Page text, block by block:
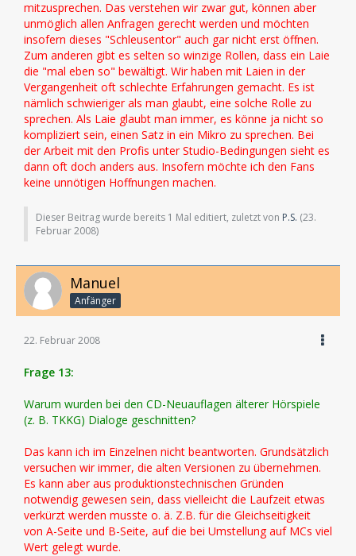
mitzusprechen. Das verstehen wir zwar gut, können aber
unmöglich allen Anfragen gerecht werden und möchten
insofern dieses "Schleusentor" auch gar nicht erst öffnen.
Zum anderen gibt es selten so winzige Rollen, dass ein Laie
die "mal eben so" bewältigt. Wir haben mit Laien in der
Vergangenheit oft schlechte Erfahrungen gemacht. Es ist
nämlich schwieriger als man glaubt, eine solche Rolle zu
sprechen. Als Laie glaubt man immer, es könne ja nicht so
kompliziert sein, einen Satz in ein Mikro zu sprechen. Bei
der Arbeit mit den Profis unter Studio-Bedingungen sieht es
dann oft doch anders aus. Insofern möchte ich den Fans
keine unnötigen Hoffnungen machen.
Dieser Beitrag wurde bereits 1 Mal editiert, zuletzt von P.S. (23.
Februar 2008)
Manuel
Anfänger
22. Februar 2008
Frage 13:
Warum wurden bei den CD-Neuauflagen älterer Hörspiele
(z. B. TKKG) Dialoge geschnitten?
Das kann ich im Einzelnen nicht beantworten. Grundsätzlich
versuchen wir immer, die alten Versionen zu übernehmen.
Es kann aber aus produktionstechnischen Gründen
notwendig gewesen sein, dass vielleicht die Laufzeit etwas
verkürzt werden musste o. ä. Z.B. für die Gleichseitigkeit
von A-Seite und B-Seite, auf die bei Umstellung auf MCs viel
Wert gelegt wurde.